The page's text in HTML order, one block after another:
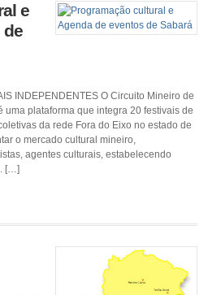
e
de
INDEPENDENTES O Circuito Mineiro de
uma plataforma que integra 20 festivais de
da rede Fora do Eixo no estado de
o mercado cultural mineiro,
agentes culturais, estabelecendo
[…]